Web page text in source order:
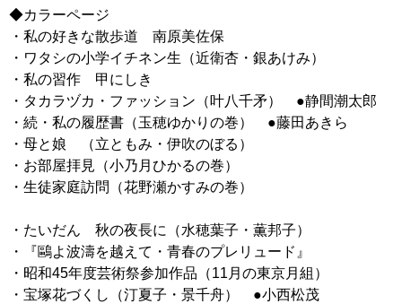
◆カラーページ
・私の好きな散歩道 南原美佐保
・ワタシの小学イチネン生（近衛杏・銀あけみ）
・私の習作 甲にしき
・タカラヅカ・ファッション（叶八千矛） ●静間潮太郎
・続・私の履歴書（玉穂ゆかりの巻） ●藤田あきら
・母と娘 （立ともみ・伊吹のぼる）
・お部屋拝見（小乃月ひかるの巻）
・生徒家庭訪問（花野瀬かすみの巻）
・たいだん 秋の夜長に（水穂葉子・薫邦子）
・『鷗よ波濤を越えて・青春のプレリュード』
・昭和45年度芸術祭参加作品（11月の東京月組）
・宝塚花づくし（汀夏子・景千舟） ●小西松茂